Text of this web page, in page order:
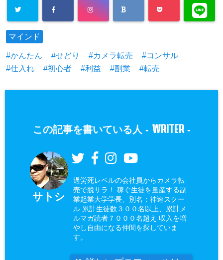
マインド
かんたん せどり カメラ転売
コンサル
仕入れ
初心者 利益 副業 転売
この記事を書いている人 - WRITER-
サトシ
過労死レベルの会社員からカメラ転
売で脱サラ！ 稼ぐ生徒を量産する副
業起業大学学長、別名：神速スクー
ル 累計生徒数３００名以上、累計メ
ルマガ読者７０００名超え 収入を増
やし自由になる仲間を探していま
す。